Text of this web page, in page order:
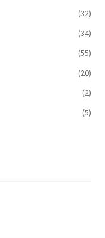
(32)
(34)
(55)
(20)
(2)
(5)